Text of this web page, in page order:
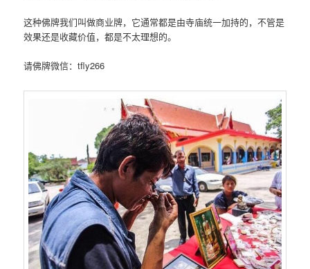
这种佛牌我们叫做商业牌，它通常都是由寺庙统一加持的，不管是
效果还是收藏价值，都是不太理想的。
请佛牌微信：tfly266